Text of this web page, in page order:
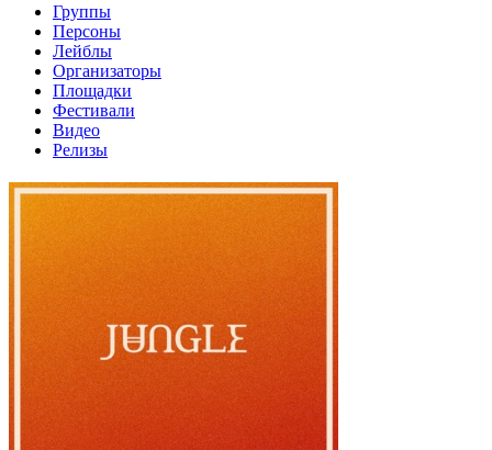
Группы
Персоны
Лейблы
Организаторы
Площадки
Фестивали
Видео
Релизы